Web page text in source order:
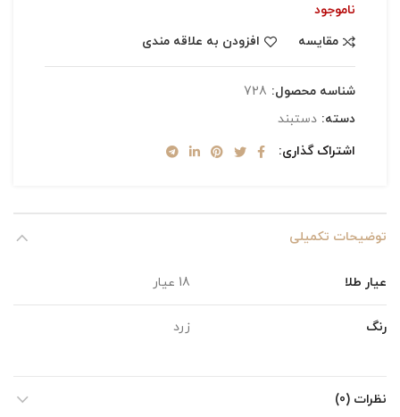
ناموجود
مقایسه
افزودن به علاقه مندی
شناسه محصول: 728
دسته: دستبند
اشتراک گذاری
توضیحات تکمیلی
عیار طلا 18 عیار
رنگ زرد
نظرات (0)